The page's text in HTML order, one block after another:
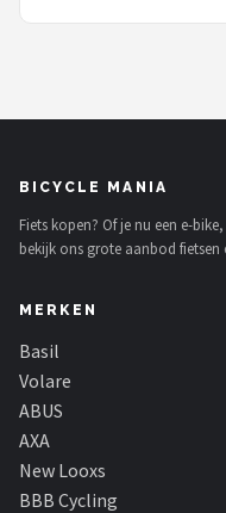
BICYCLE MANIA
Fiets kopen? Of je nu een e-
bekijk ons grote aanbod fietsen
MERKEN
Basil
Volare
ABUS
AXA
New Looxs
BBB Cycling